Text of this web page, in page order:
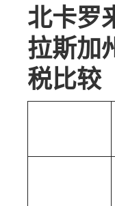
北卡罗
拉斯加
税比较